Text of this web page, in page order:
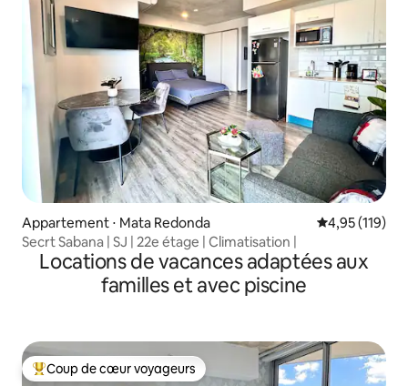
Appartement ⋅ Mata Redonda Évaluation
4,95 (119)
Secrt Sabana | SJ | 22e étage | Climatisation |
Locations de vacances adaptées aux
familles et avec piscine
Coups de cœur voyageurs les plus appréciés
Coup de cœur voyageurs